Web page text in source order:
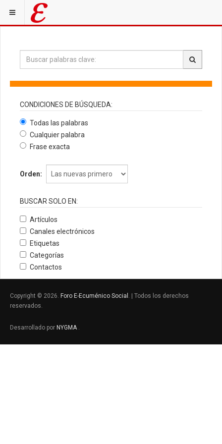
CONDICIONES DE BÚSQUEDA:
Todas las palabras
Cualquier palabra
Frase exacta
Orden:
BUSCAR SOLO EN:
Artículos
Canales electrónicos
Etiquetas
Categorías
Contactos
Copyright © 2026. Foro E-Ecuménico Social . | Todos los derechos
reservados.
Desarrollado por NYGMA .